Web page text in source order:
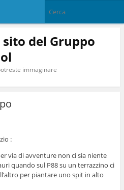
del Gruppo
immaginare
:
via di avventure non ci sia niente
quando sul P88 su un terrazzino ci
per piantare uno spit in alto